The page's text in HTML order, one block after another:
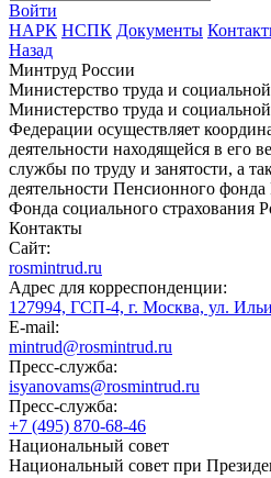
Войти
НАРК НСПК Документы
Назад
Минтруд России
Министерство труда и
Министерство труда и
Федерации осуществляет
деятельности находящейся в его
службы по труду и занятости, а
деятельности Пенсионного
Фонда социального страхования
Контакты
Сайт:
rosmintrud.ru
Адрес для корреспонденции:
127994, ГСП-4, г. Москва, ул.
E-mail:
mintrud@rosmintrud.ru
Пресс-служба:
isyanovams@rosmintrud.ru
Пресс-служба:
+7 (495) 870-68-46
Национальный совет
Национальный совет при